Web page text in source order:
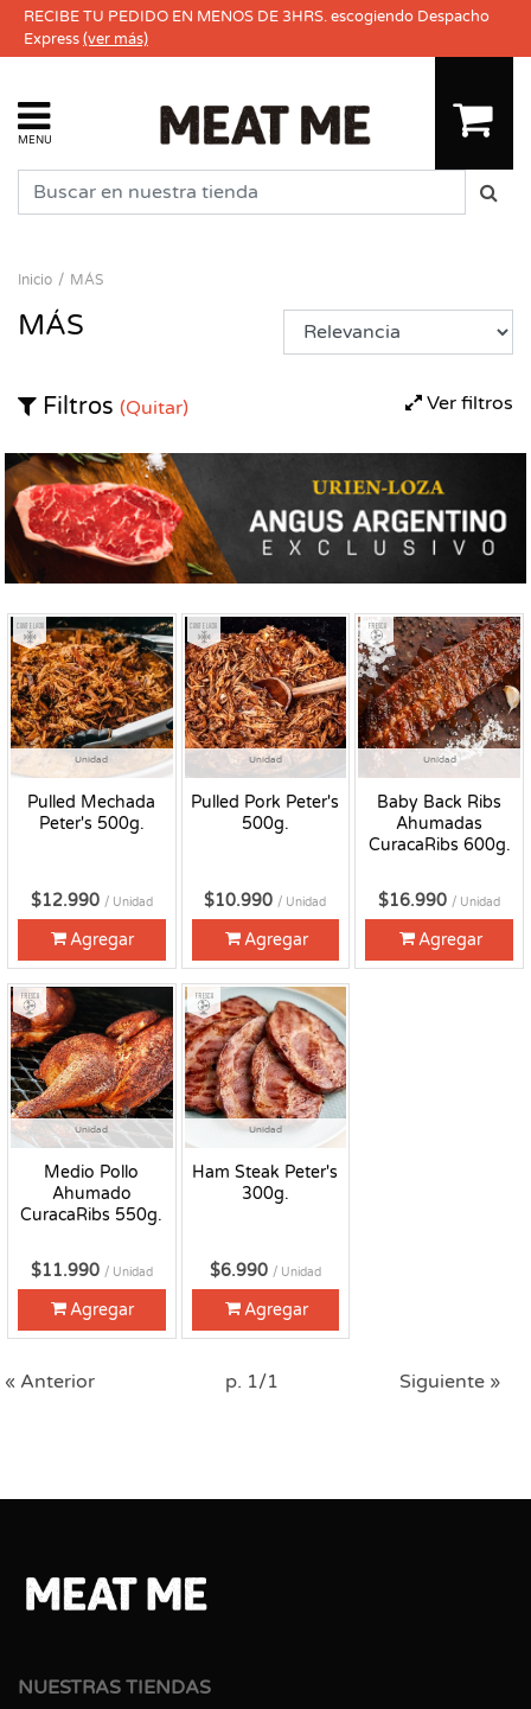
RECIBE TU PEDIDO EN MENOS DE 3HRS. escogiendo Despacho
Express(ver más)
MENU
Inicio MÁS
MÁS
Ver filtros
Filtros (Quitar)
Unidad
Pulled Mechada
Peter's 500g.
Congelado
$12.990 / Unidad
Agregar
Unidad
Pulled Pork Peter's
500g.
Congelado
$10.990 / Unidad
Agregar
Unidad
Baby Back Ribs
Ahumadas
CuracaRibs 600g.
Fresco
$16.990 / Unidad
Agregar
Unidad
Medio Pollo
Ahumado
CuracaRibs 550g.
Fresco
$11.990 / Unidad
Agregar
Unidad
Ham Steak Peter's
300g.
Fresco
$6.990 / Unidad
Agregar
« Anterior p. 1/1 Siguiente »
NUESTRAS TIENDAS